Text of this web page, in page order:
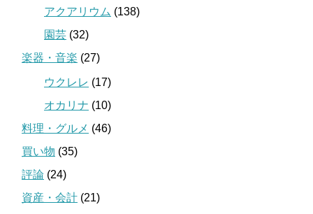
アクアリウム (138)
園芸 (32)
楽器・音楽 (27)
ウクレレ (17)
オカリナ (10)
料理・グルメ (46)
買い物 (35)
評論 (24)
資産・会計 (21)